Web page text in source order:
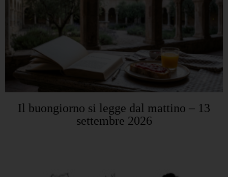
Il buongiorno si legge dal mattino – 13
settembre 2026